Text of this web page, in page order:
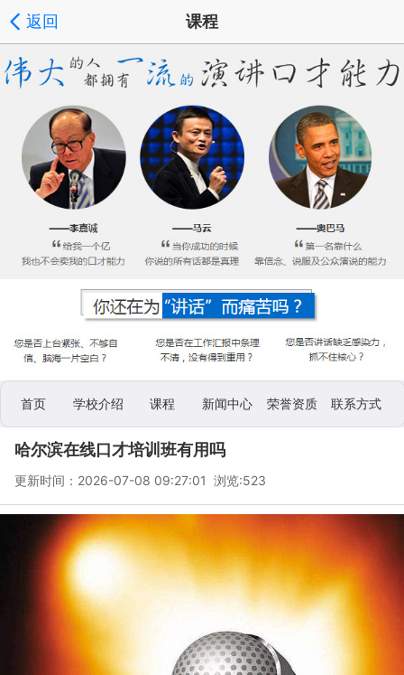
返回 课程
首页 学校介绍 课程 新闻中心 荣誉资质 联系方式
学校相册
哈尔滨在线口才培训班有用吗
更新时间：2026-07-08 09:27:01 浏览:523